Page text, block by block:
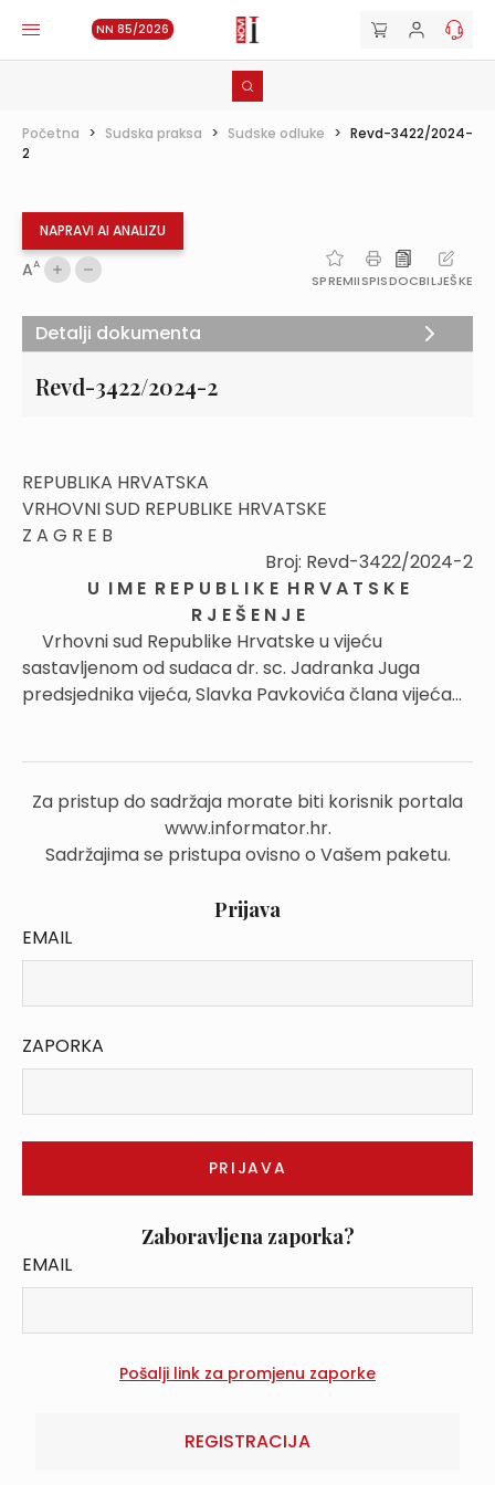
NN 85/2026
Početna > Sudska praksa > Sudske odluke > Revd-3422/2024-
2
NAPRAVI AI ANALIZU
AA
SPREMIISPISDOCBILJEŠKE
Revd-3422/2024-2
REPUBLIKA HRVATSKA
VRHOVNI SUD REPUBLIKE HRVATSKE
Z A G R E B
Broj: Revd-3422/2024-2
U I M E R E P U B L I K E H R V A T S K E
R J E Š E N J E
Vrhovni sud Republike Hrvatske u vijeću
sastavljenom od sudaca dr. sc. Jadranka Juga
predsjednika vijeća, Slavka Pavkovića člana vijeća...
Za pristup do sadržaja morate biti korisnik portala
www.informator.hr.
Sadržajima se pristupa ovisno o Vašem paketu.
Prijava
EMAIL
ZAPORKA
Zaboravljena zaporka?
EMAIL
REGISTRACIJA
Detalji dokumenta